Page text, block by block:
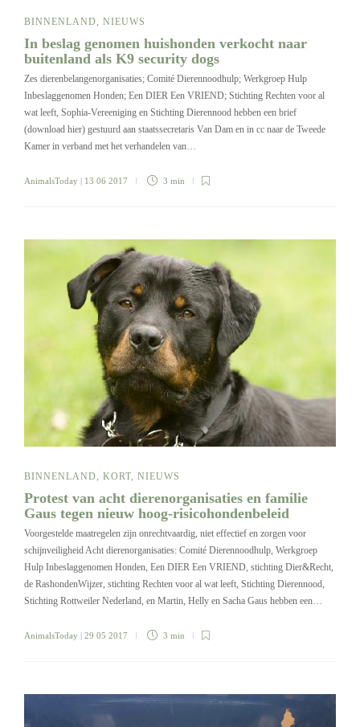
BINNENLAND, NIEUWS
In beslag genomen huishonden verkocht naar
buitenland als K9 security dogs
Zes dierenbelangenorganisaties; Comité Dierennoodhulp; Werkgroep Hulp
Inbeslaggenomen Honden; Een DIER Een VRIEND; Stichting Rechten voor al
wat leeft, Sophia-Vereeniging en Stichting Dierennood hebben een brief
(download hier) gestuurd aan staatssecretaris Van Dam en in cc naar de Tweede
Kamer in verband met het verhandelen van…
AnimalsToday | 13 06 2017 3 min
BINNENLAND, KORT, NIEUWS
Protest van acht dierenorganisaties en familie
Gaus tegen nieuw hoog-risicohondenbeleid
Voorgestelde maatregelen zijn onrechtvaardig, niet effectief en zorgen voor
schijnveiligheid Acht dierenorganisaties: Comité Dierennoodhulp, Werkgroep
Hulp Inbeslaggenomen Honden, Een DIER Een VRIEND, stichting Dier&Recht,
de RashondenWijzer, stichting Rechten voor al wat leeft, Stichting Dierennood,
Stichting Rottweiler Nederland, en Martin, Helly en Sacha Gaus hebben een…
AnimalsToday | 29 05 2017 3 min